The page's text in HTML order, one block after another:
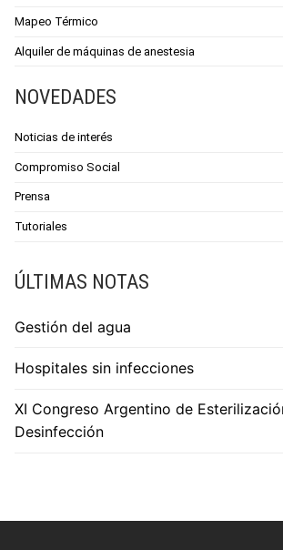
Mapeo Térmico
Alquiler de máquinas de anestesia
NOVEDADES
Noticias de interés
Compromiso Social
Prensa
Tutoriales
ÚLTIMAS NOTAS
Gestión del agua
Hospitales sin infecciones
XI Congreso Argentino de
Desinfección